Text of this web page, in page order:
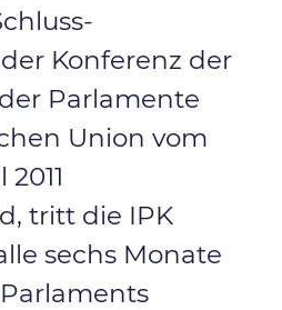
Konferenz der
Parlamente
Union vom
tritt die IPK
sechs Monate